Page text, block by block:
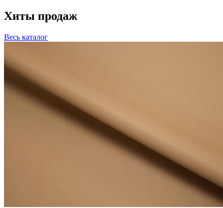
Хиты продаж
Весь каталог